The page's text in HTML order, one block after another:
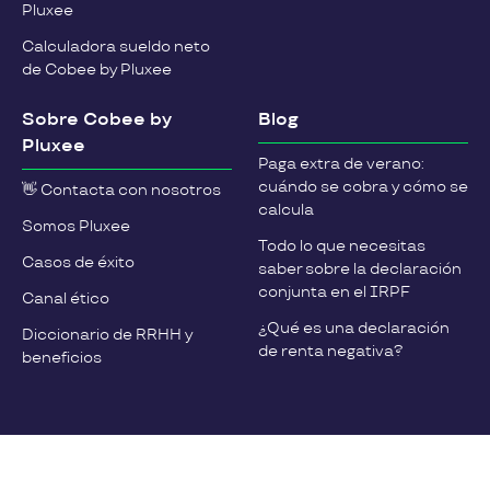
Pluxee
Calculadora sueldo neto
de Cobee by Pluxee
Sobre Cobee by
Pluxee
👋 Contacta con nosotros
Somos Pluxee
Casos de éxito
Canal ético
Diccionario de RRHH y
beneficios
Blog
Paga extra de verano:
cuándo se cobra y cómo se
calcula
Todo lo que necesitas
saber sobre la declaración
conjunta en el IRPF
¿Qué es una declaración
de renta negativa?